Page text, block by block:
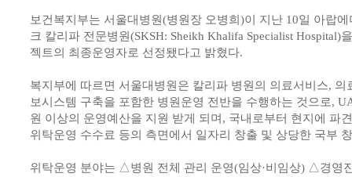
보건복지부는 서울대병원(병원장 오병희)이 지난 10일 아랍
크 칼리파 전문병원(SKSH: Sheikh Khalifa Specialist Hospital)
젝트의 최종운영자로 선정됐다고 밝혔다.
복지부에 따르면 서울대병원은 칼리파 병원의 의료서비스, 의
보시스템 구축을 포함한 병원운영 전반을 수행하는 것으로,
원 이상의 운영예산을 지원 받게 되며, 국내로부터 현지에 파
위탁운영 수수료 등의 측면에서 일자리 창출 및 상당한 국부
위탁운영 분야는 △병원 전체 관리 운영(임상·비임상) △경영